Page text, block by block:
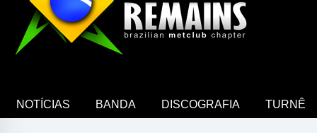
NOTÍCIAS BANDA DISCOGRAFIA TURNÊ